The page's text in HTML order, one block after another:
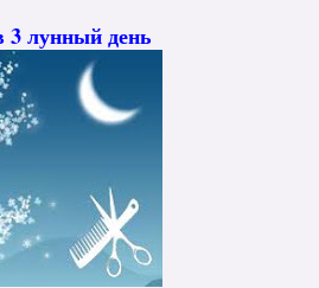
3 лунный день